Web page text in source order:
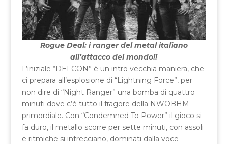
Rogue Deal: i ranger del metal italiano
all’attacco del mondo!!
L’iniziale “DEFCON” è un intro vecchia maniera, che
ci prepara all’esplosione di “Lightning Force”, per
non dire di “Night Ranger” una bomba di quattro
minuti dove c’è tutto il fragore della NWOBHM
primordiale. Con “Condemned To Power” il gioco si
fa duro, il metallo scorre per sette minuti, con assoli
e ritmiche si intrecciano, dominati dalla voce